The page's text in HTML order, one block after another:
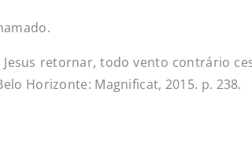
Jesus retornar, todo vento contrário
Horizonte: Magnificat, 2015. p. 238.